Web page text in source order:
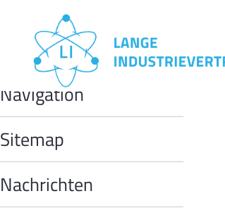
MODULE
überspringen
Navigation
Sitemap
Nachrichten